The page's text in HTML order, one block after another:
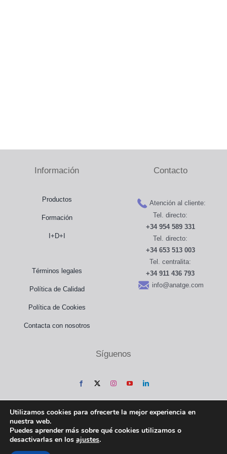
Información
Productos
Formación
I+D+I
Términos legales
Política de Calidad
Política de Cookies
Contacta con nosotros
Contacto
Atención al cliente:
Tel. directo:
+34 954 589 331
Tel. directo:
+34 653 513 003
Tel. centralita:
+34 911 436 793
info@anatge.com
Síguenos
Utilizamos cookies para ofrecerte la mejor experiencia en
nuestra web.
Puedes aprender más sobre qué cookies utilizamos o
desactivarlas en los ajustes.